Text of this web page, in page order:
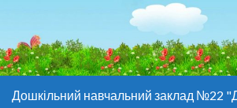
Дошкільний навчальний заклад №22